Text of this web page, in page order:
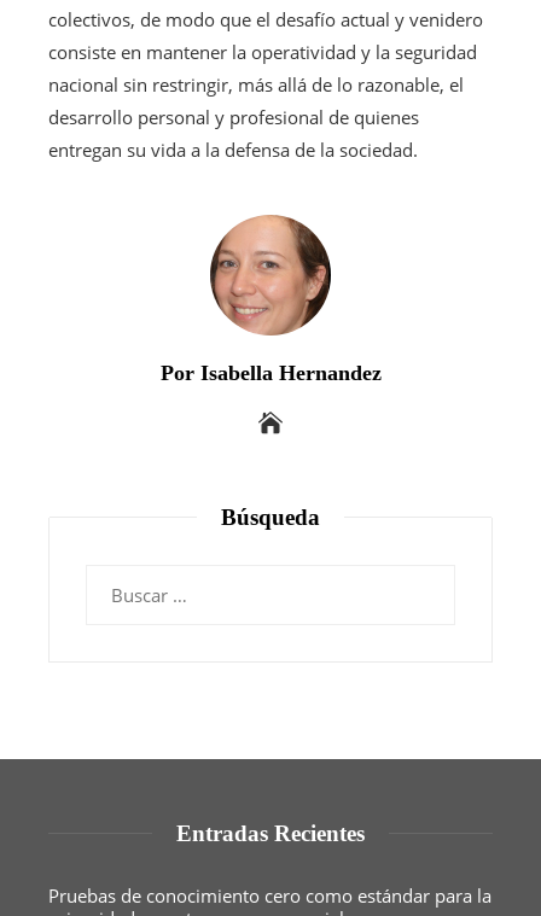
colectivos, de modo que el desafío actual y venidero
consiste en mantener la operatividad y la seguridad
nacional sin restringir, más allá de lo razonable, el
desarrollo personal y profesional de quienes
entregan su vida a la defensa de la sociedad.
Por Isabella Hernandez
Búsqueda
Entradas Recientes
Pruebas de conocimiento cero como estándar para la